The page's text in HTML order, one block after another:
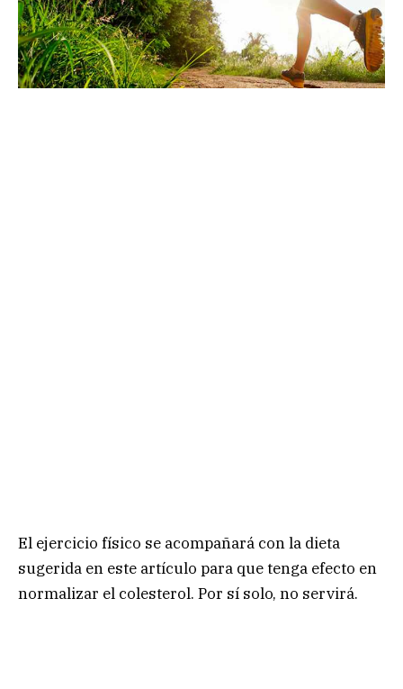
El ejercicio físico se acompañará con la dieta
sugerida en este artículo para que tenga efecto en
normalizar el colesterol. Por sí solo, no servirá.